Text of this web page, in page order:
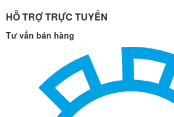
HỖ TRỢ TRỰC TUYẾN
Tư vấn bán hàng